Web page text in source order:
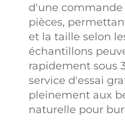
d'une
pièces,
et la taille selon
échantillons
rapidement sous
service d'essai
pleinement aux
naturelle pour